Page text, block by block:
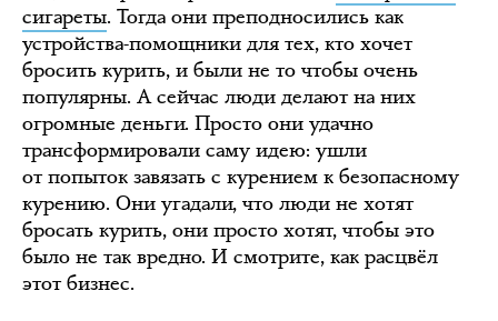
сигареты. Тогда они преподносились как
устройства-помощники для тех, кто хочет
бросить курить, и были не то чтобы очень
популярны. А сейчас люди делают на них
огромные деньги. Просто они удачно
трансформировали саму идею: ушли
от попыток завязать с курением к безопасному
курению. Они угадали, что люди не хотят
бросать курить, они просто хотят, чтобы это
было не так вредно. И смотрите, как расцвёл
этот бизнес.